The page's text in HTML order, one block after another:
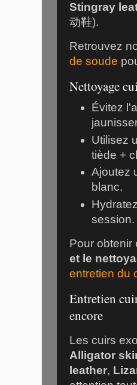
Stingray
动鞋).
Retrouvez
de soude
Nettoyage
Évitez
Utilisez
tiède +
Ajoutez
blanc.
session.
Pour obtenir
et le
entretien du
Entretien
encore
Les cuirs
Alligator
leather,